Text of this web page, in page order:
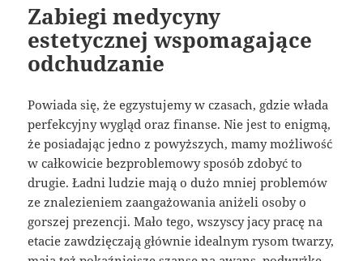
Zabiegi medycyny
estetycznej wspomagające
odchudzanie
Powiada się, że egzystujemy w czasach, gdzie włada
perfekcyjny wygląd oraz finanse. Nie jest to enigmą,
że posiadając jedno z powyższych, mamy możliwość
w całkowicie bezproblemowy sposób zdobyć to
drugie. Ładni ludzie mają o dużo mniej problemów
ze znalezieniem zaangażowania aniżeli osoby o
gorszej prezencji. Mało tego, wszyscy jacy pracę na
etacie zawdzięczają głównie idealnym rysom twarzy,